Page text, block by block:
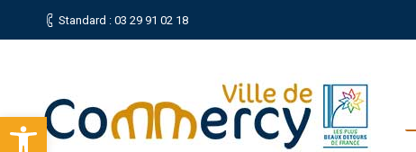
Ouvrir la barre d’outils
Standard : 03 29 91 02 18